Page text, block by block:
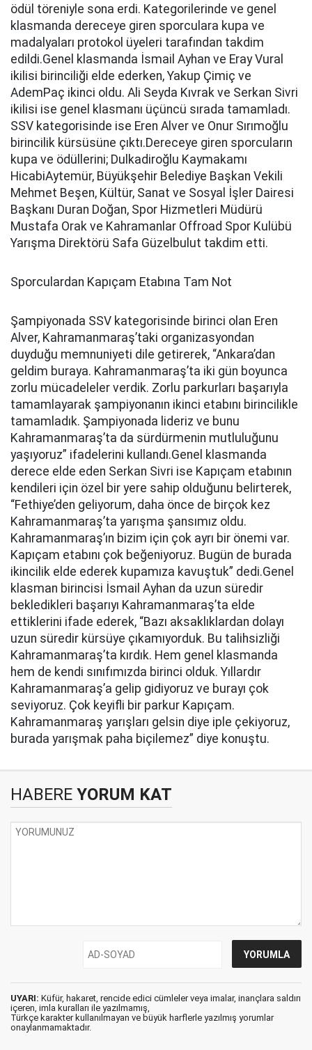
ödül töreniyle sona erdi. Kategorilerinde ve genel
klasmanda dereceye giren sporculara kupa ve
madalyaları protokol üyeleri tarafından takdim
edildi.Genel klasmanda İsmail Ayhan ve Eray Vural
ikilisi birinciliği elde ederken, Yakup Çimiç ve
AdemPaç ikinci oldu. Ali Seyda Kıvrak ve Serkan Sivri
ikilisi ise genel klasmanı üçüncü sırada tamamladı.
SSV kategorisinde ise Eren Alver ve Onur Sırımoğlu
birincilik kürsüsüne çıktı.Dereceye giren sporcuların
kupa ve ödüllerini; Dulkadiroğlu Kaymakamı
HicabiAytemür, Büyükşehir Belediye Başkan Vekili
Mehmet Beşen, Kültür, Sanat ve Sosyal İşler Dairesi
Başkanı Duran Doğan, Spor Hizmetleri Müdürü
Mustafa Orak ve Kahramanlar Offroad Spor Kulübü
Yarışma Direktörü Safa Güzelbulut takdim etti.
Sporculardan Kapıçam Etabına Tam Not
Şampiyonada SSV kategorisinde birinci olan Eren
Alver, Kahramanmaraş’taki organizasyondan
duyduğu memnuniyeti dile getirerek, “Ankara’dan
geldim buraya. Kahramanmaraş’ta iki gün boyunca
zorlu mücadeleler verdik. Zorlu parkurları başarıyla
tamamlayarak şampiyonanın ikinci etabını birincilikle
tamamladık. Şampiyonada lideriz ve bunu
Kahramanmaraş’ta da sürdürmenin mutluluğunu
yaşıyoruz” ifadelerini kullandı.Genel klasmanda
derece elde eden Serkan Sivri ise Kapıçam etabının
kendileri için özel bir yere sahip olduğunu belirterek,
“Fethiye’den geliyorum, daha önce de birçok kez
Kahramanmaraş’ta yarışma şansımız oldu.
Kahramanmaraş’ın bizim için çok ayrı bir önemi var.
Kapıçam etabını çok beğeniyoruz. Bugün de burada
ikincilik elde ederek kupamıza kavuştuk” dedi.Genel
klasman birincisi İsmail Ayhan da uzun süredir
bekledikleri başarıyı Kahramanmaraş’ta elde
ettiklerini ifade ederek, “Bazı aksaklıklardan dolayı
uzun süredir kürsüye çıkamıyorduk. Bu talihsizliği
Kahramanmaraş’ta kırdık. Hem genel klasmanda
hem de kendi sınıfımızda birinci olduk. Yıllardır
Kahramanmaraş’a gelip gidiyoruz ve burayı çok
seviyoruz. Çok keyifli bir parkur Kapıçam.
Kahramanmaraş yarışları gelsin diye iple çekiyoruz,
burada yarışmak paha biçilemez” diye konuştu.
HABERE YORUM KAT
UYARI: Küfür, hakaret, rencide edici cümleler veya imalar, inançlara saldırı
içeren, imla kuralları ile yazılmamış,
Türkçe karakter kullanılmayan ve büyük harflerle yazılmış yorumlar
onaylanmamaktadır.